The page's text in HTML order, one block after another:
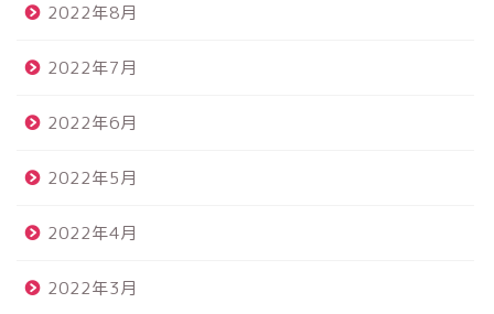
2022年8月
2022年7月
2022年6月
2022年5月
2022年4月
2022年3月